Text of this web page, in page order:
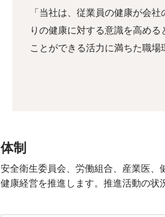
「当社は、従業員の健康が会
りの健康に対する意識を高め
ことができる活力に満ちた職場
体制
安全衛生委員会、労働組合、産業医、
健康経営を推進します。推進活動の状